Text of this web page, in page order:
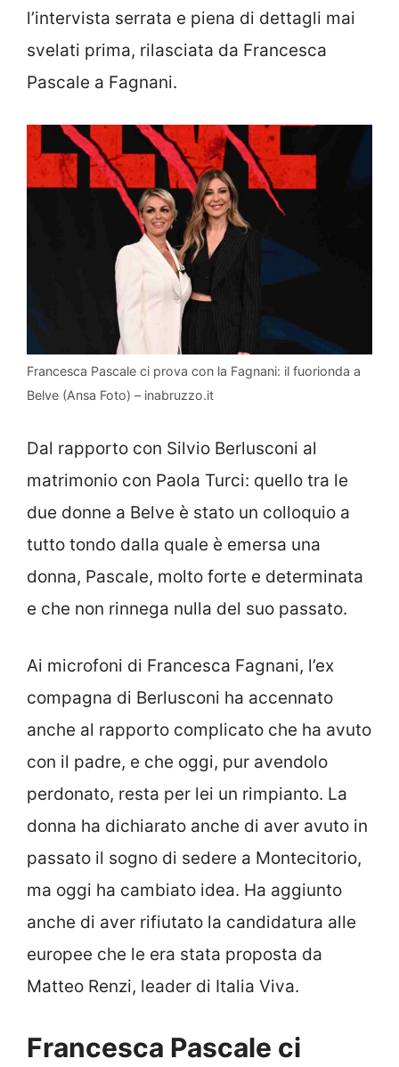
l’intervista serrata e piena di dettagli mai
svelati prima, rilasciata da Francesca
Pascale a Fagnani.
Francesca Pascale ci prova con la Fagnani: il fuorionda a
Belve (Ansa Foto) – inabruzzo.it
Dal rapporto con Silvio Berlusconi al
matrimonio con Paola Turci: quello tra le
due donne a Belve è stato un colloquio a
tutto tondo dalla quale è emersa una
donna, Pascale, molto forte e determinata
e che non rinnega nulla del suo passato.
Ai microfoni di Francesca Fagnani, l’ex
compagna di Berlusconi ha accennato
anche al rapporto complicato che ha avuto
con il padre, e che oggi, pur avendolo
perdonato, resta per lei un rimpianto. La
donna ha dichiarato anche di aver avuto in
passato il sogno di sedere a Montecitorio,
ma oggi ha cambiato idea. Ha aggiunto
anche di aver rifiutato la candidatura alle
europee che le era stata proposta da
Matteo Renzi, leader di Italia Viva.
Francesca Pascale ci